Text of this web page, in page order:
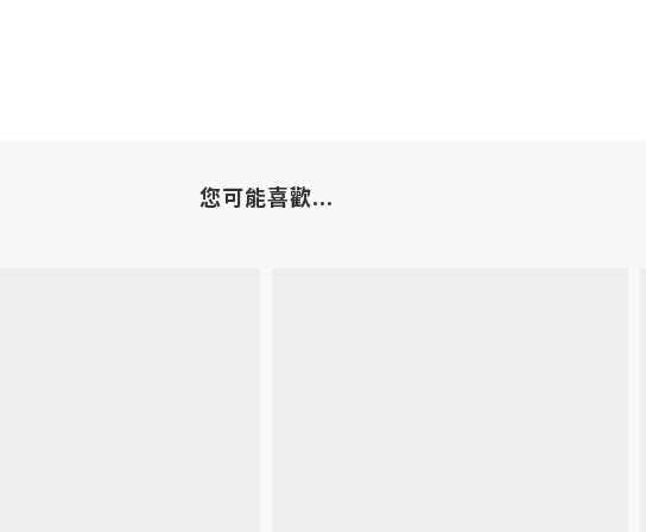
您可能喜歡...